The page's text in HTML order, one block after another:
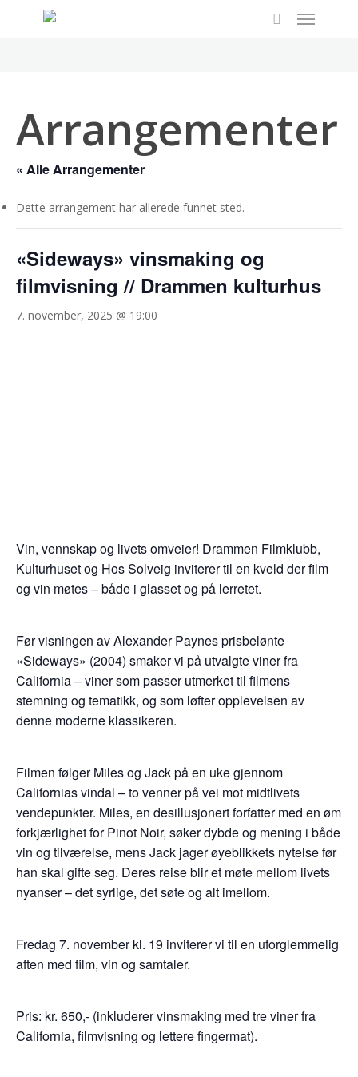
Menu
Arrangementer
« Alle Arrangementer
Dette arrangement har allerede funnet sted.
«Sideways» vinsmaking og
filmvisning // Drammen kulturhus
7. november, 2025 @ 19:00
Vin, vennskap og livets omveier! Drammen Filmklubb,
Kulturhuset og Hos Solveig inviterer til en kveld der film
og vin møtes – både i glasset og på lerretet.
Før visningen av Alexander Paynes prisbelønte
«Sideways» (2004) smaker vi på utvalgte viner fra
California – viner som passer utmerket til filmens
stemning og tematikk, og som løfter opplevelsen av
denne moderne klassikeren.
Filmen følger Miles og Jack på en uke gjennom
Californias vindal – to venner på vei mot midtlivets
vendepunkter. Miles, en desillusjonert forfatter med en øm
forkjærlighet for Pinot Noir, søker dybde og mening i både
vin og tilværelse, mens Jack jager øyeblikkets nytelse før
han skal gifte seg. Deres reise blir et møte mellom livets
nyanser – det syrlige, det søte og alt imellom.
Fredag 7. november kl. 19 inviterer vi til en uforglemmelig
aften med film, vin og samtaler.
Pris: kr. 650,- (inkluderer vinsmaking med tre viner fra
California, filmvisning og lettere fingermat).